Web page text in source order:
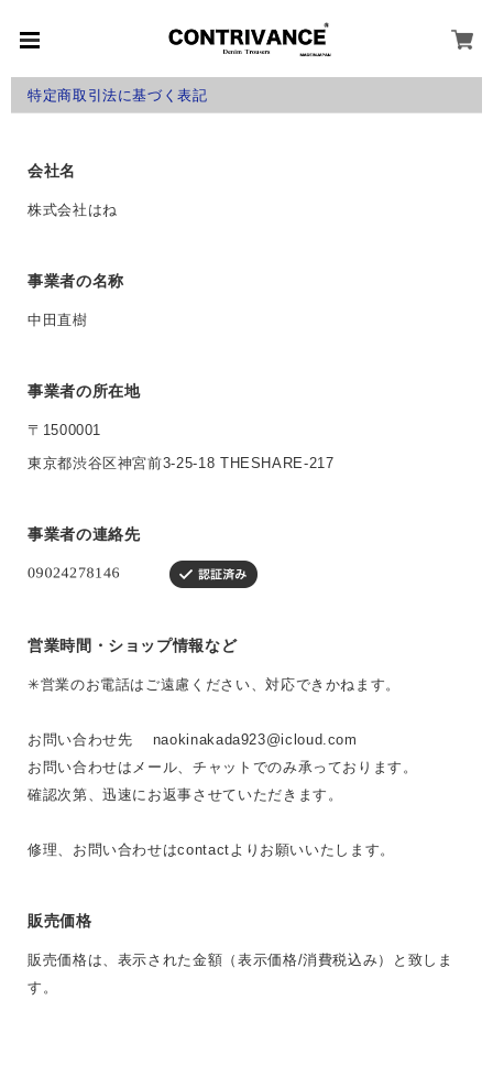
特定商取引法に基づく表記
会社名
株式会社はね
事業者の名称
中田直樹
事業者の所在地
〒1500001
東京都渋谷区神宮前3-25-18 THESHARE-217
事業者の連絡先
営業時間・ショップ情報など
✳︎営業のお電話はご遠慮ください、対応できかねます。
お問い合わせ先 naokinakada923@icloud.com
お問い合わせはメール、チャットでのみ承っております。
確認次第、迅速にお返事させていただきます。
修理、お問い合わせはcontactよりお願いいたします。
販売価格
販売価格は、表示された金額（表示価格/消費税込み）と致しま
す。